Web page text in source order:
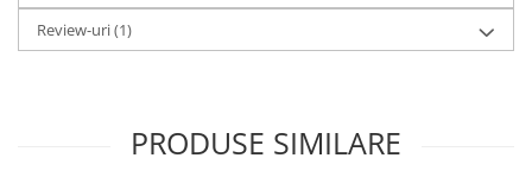
Review-uri(1)
PRODUSE SIMILARE